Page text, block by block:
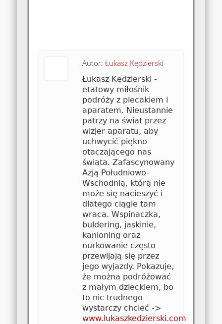
Autor:Łukasz Kędzierski
Łukasz Kędzierski -
etatowy miłośnik
podróży z plecakiem i
aparatem. Nieustannie
patrzy na świat przez
wizjer aparatu, aby
uchwycić piękno
otaczającego nas
świata. Zafascynowany
Azją Południowo-
Wschodnią, którą nie
może się nacieszyć i
dlatego ciągle tam
wraca. Wspinaczka,
buldering, jaskinie,
kanioning oraz
nurkowanie często
przewijają się przez
jego wyjazdy. Pokazuje,
że można podróżować
z małym dzieckiem, bo
to nic trudnego -
wystarczy chcieć ->
www.lukaszkedzierski.com